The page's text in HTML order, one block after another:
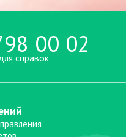
00 02
справок